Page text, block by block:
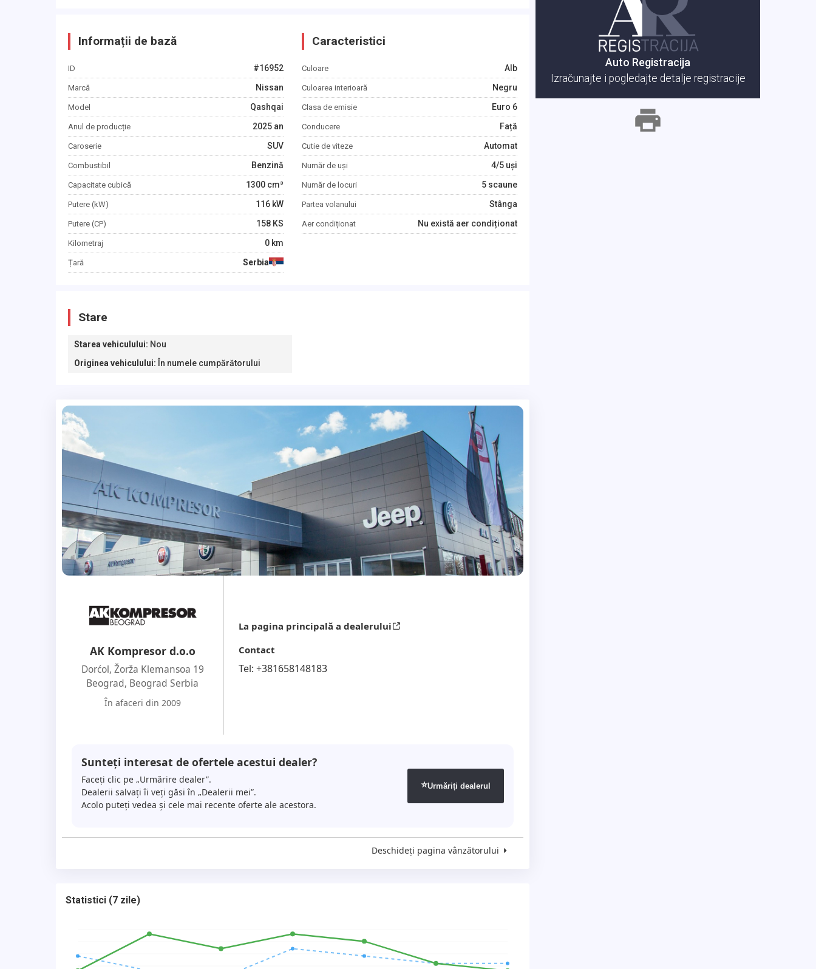
Informații de bază
ID #16952
Marcă Nissan
Model Qashqai
Anul de producție 2025 an
Caroserie SUV
Combustibil Benzină
Capacitate cubică 1300 cm³
Putere (kW) 116 kW
Putere (CP) 158 KS
Kilometraj 0 km
Țară Serbia
Caracteristici
Culoare Alb
Culoarea interioară Negru
Clasa de emisie Euro 6
Conducere Față
Cutie de viteze Automat
Număr de uși 4/5 uși
Număr de locuri 5 scaune
Partea volanului Stânga
Aer condiționat Nu există aer condiționat
Stare
Starea vehiculului: Nou
Originea vehiculului: În numele cumpărătorului
AK Kompresor d.o.o
Dorćol, Žorža Klemansoa 19
Beograd, Beograd Serbia
În afaceri din 2009
La pagina principală a dealerului
Contact
Tel: +381658148183
Sunteți interesat de ofertele acestui dealer?
Faceți clic pe „Urmărire dealer”.
Dealerii salvați îi veți găsi în „Dealerii mei”.
Acolo puteți vedea și cele mai recente oferte ale acestora.
⭐Urmăriți dealerul
Deschideți pagina vânzătorului
Statistici (7 zile)
Auto Registracija
Izračunajte i pogledajte detalje registracije